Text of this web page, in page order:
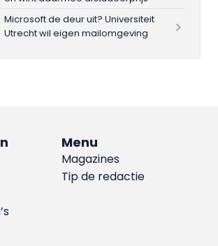
Microsoft de deur uit? Universiteit
Utrecht wil eigen mailomgeving
Menu
Magazines
Tip de redactie